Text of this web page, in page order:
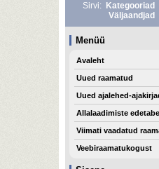
Sirvi:
Kategooriad
Väljaandjad
Menüü
Avaleht
Uued raamatud
Uued ajalehed-
Allalaadimiste
Viimati vaadatud
Veebiraamatukogust